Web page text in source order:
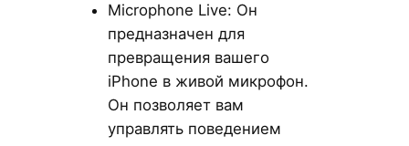
Microphone Live: Он
предназначен для
превращения вашего
iPhone в живой микрофон.
Он позволяет вам
управлять поведением